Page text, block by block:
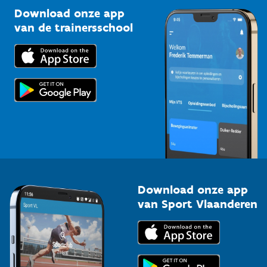
Bedrijven
Trainers en begeleiders
Topsporters
Kennisplatform
Downloads
Voor de pers
Download onze app
van de trainersschool
Download onze app
van Sport Vlaanderen